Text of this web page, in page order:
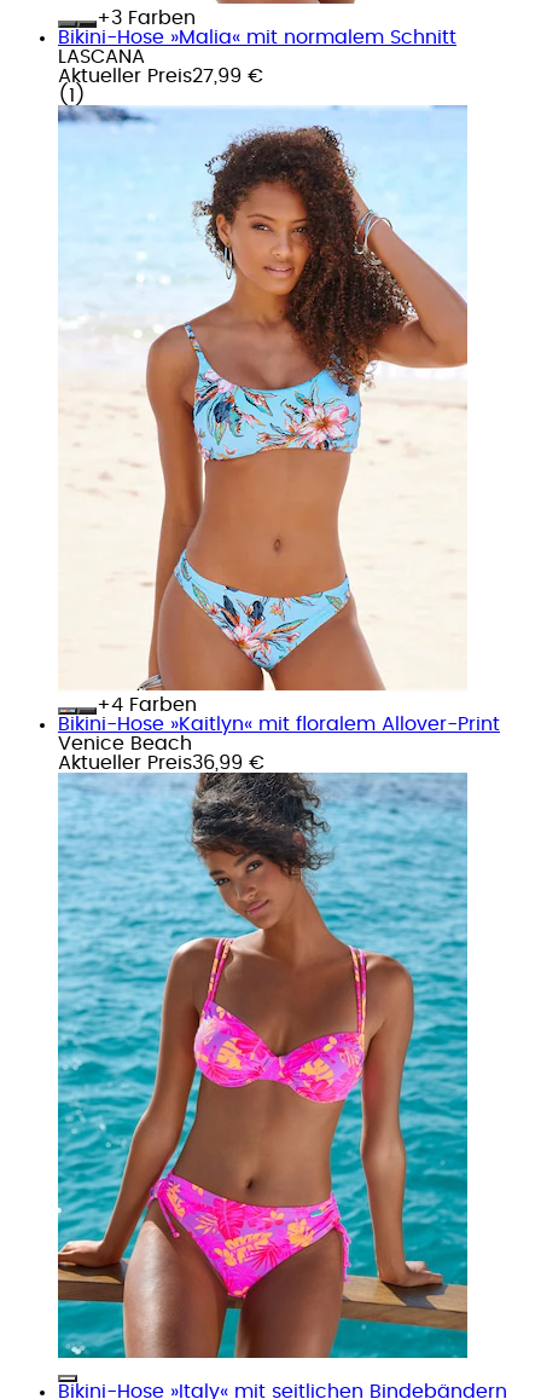
+
Farben
Bikini-Hose »Malia« mit normalem Schnitt
LASCANA
Aktueller Preis27,99 €
( 1 )
+
Farben
Bikini-Hose »Kaitlyn« mit floralem Allover-Print
Venice Beach
Aktueller Preis36,99 €
Bikini-Hose »Italy« mit seitlichen Bindebändern